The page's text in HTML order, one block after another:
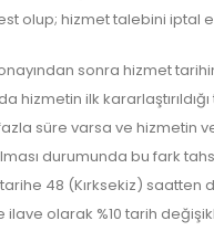
olup; hizmet talebini iptal
sonra hizmet
hizmetin ilk
süre varsa ve hizmetin
durumunda bu fark
48 (Kırksekiz) saatten
olarak %10 tarih